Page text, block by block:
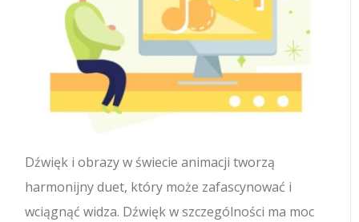
Dźwięk i obrazy w świecie animacji tworzą
harmonijny duet, który może zafascynować i
wciągnąć widza. Dźwięk w szczególności ma moc